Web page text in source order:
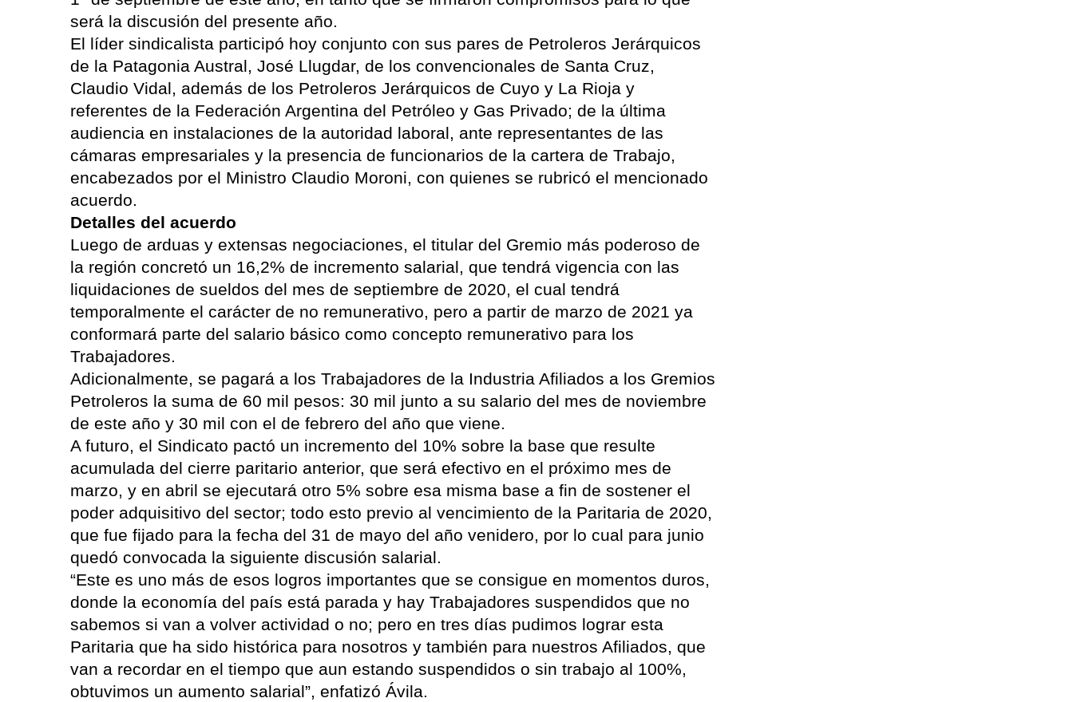
será la discusión del presente año.
El líder sindicalista participó hoy conjunto con sus pares de Petroleros Jerárquicos
de la Patagonia Austral, José Llugdar, de los convencionales de Santa Cruz,
Claudio Vidal, además de los Petroleros Jerárquicos de Cuyo y La Rioja y
referentes de la Federación Argentina del Petróleo y Gas Privado; de la última
audiencia en instalaciones de la autoridad laboral, ante representantes de las
cámaras empresariales y la presencia de funcionarios de la cartera de Trabajo,
encabezados por el Ministro Claudio Moroni, con quienes se rubricó el mencionado
acuerdo.
Detalles del acuerdo
Luego de arduas y extensas negociaciones, el titular del Gremio más poderoso de
la región concretó un 16,2% de incremento salarial, que tendrá vigencia con las
liquidaciones de sueldos del mes de septiembre de 2020, el cual tendrá
temporalmente el carácter de no remunerativo, pero a partir de marzo de 2021 ya
conformará parte del salario básico como concepto remunerativo para los
Trabajadores.
Adicionalmente, se pagará a los Trabajadores de la Industria Afiliados a los Gremios
Petroleros la suma de 60 mil pesos: 30 mil junto a su salario del mes de noviembre
de este año y 30 mil con el de febrero del año que viene.
A futuro, el Sindicato pactó un incremento del 10% sobre la base que resulte
acumulada del cierre paritario anterior, que será efectivo en el próximo mes de
marzo, y en abril se ejecutará otro 5% sobre esa misma base a fin de sostener el
poder adquisitivo del sector; todo esto previo al vencimiento de la Paritaria de 2020,
que fue fijado para la fecha del 31 de mayo del año venidero, por lo cual para junio
quedó convocada la siguiente discusión salarial.
“Este es uno más de esos logros importantes que se consigue en momentos duros,
donde la economía del país está parada y hay Trabajadores suspendidos que no
sabemos si van a volver actividad o no; pero en tres días pudimos lograr esta
Paritaria que ha sido histórica para nosotros y también para nuestros Afiliados, que
van a recordar en el tiempo que aun estando suspendidos o sin trabajo al 100%,
obtuvimos un aumento salarial”, enfatizó Ávila.